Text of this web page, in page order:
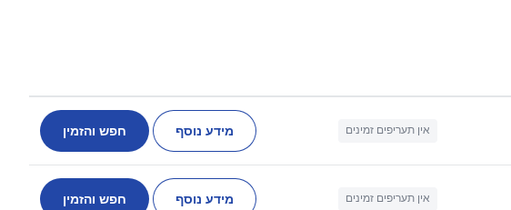
אין תעריפים זמינים מידע נוסף חפש והזמין
אין תעריפים זמינים מידע נוסף חפש והזמין